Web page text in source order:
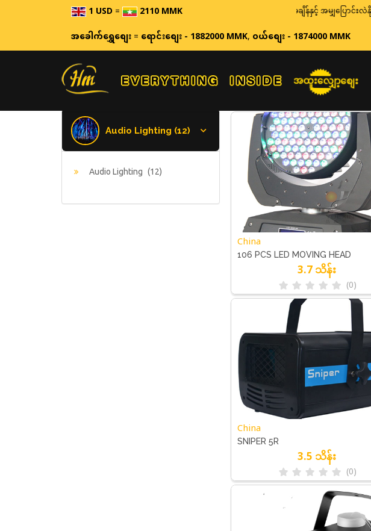
1 USD= 2110 MMK ဈေးနှုန်းများသည် အချိန်နှင့် အမျှပြောင်းလဲနိုင်သည်။
အခေါက်ရွှေစျေး=ရောင်းစျေး - 1882000 MMK,ဝယ်စျေး - 1874000 MMK
အထူးလျှော့စျေး
Audio Lighting (12)
Audio Lighting (12)
China
106 PCS LED MOVING HEAD
3.7 သိန်း
(0)
China
SNIPER 5R
3.5 သိန်း
(0)